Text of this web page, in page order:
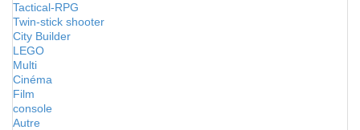
Tactical-RPG
Twin-stick shooter
City Builder
LEGO
Multi
Cinéma
Film
console
Autre